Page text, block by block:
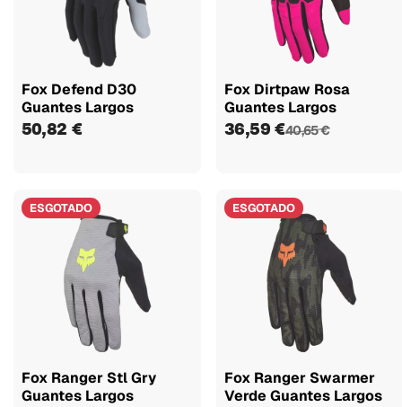
Fox Defend D30
Guantes Largos
50,82 €
Fox Dirtpaw Rosa
Guantes Largos
36,59 €40,65 €
ESGOTADO
Fox Ranger Stl Gry
Guantes Largos
ESGOTADO
Fox Ranger Swarmer
Verde Guantes Largos